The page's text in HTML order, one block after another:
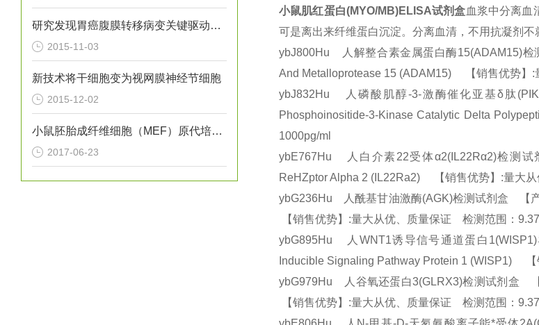
研究发现胃癌腹膜转移病变关键驱动基因
2015-11-03
新技术将干细胞变为视网膜神经节细胞
2015-12-02
小鼠胚胎成纤维细胞（MEF）原代培养实验
2017-06-23
小鼠肌红蛋白(MYO/MB)ELISA试剂盒血浆中分离血
可是离出来纤维蛋白沉淀。分离血清，不用抗凝剂不
ybJ800Hu 人解整合素金属蛋白酶15(ADAM15)
And Metalloprotease 15 (ADAM15) 【销售优势
ybJ832Hu 人磷酸肌醇-3-激酶催化亚基δ肽
Phosphoinositide-3-Kinase Catalytic Delta
1000pg/ml
ybE767Hu 人白介素22受体α2(IL22Rα2)检测
ReHZptor Alpha 2 (IL22Ra2) 【销售优势】:量大
ybG236Hu 人酰基甘油激酶(AGK)检测试剂盒 【
【销售优势】:量大从优、质量保证 检测范围：
ybG895Hu 人WNT1诱导信号通道蛋白
Inducible Signaling Pathway Protein 1 (WISP1)
ybG979Hu 人谷氧还蛋白3(GLRX3)检测试剂盒
【销售优势】:量大从优、质量保证 检测范围：